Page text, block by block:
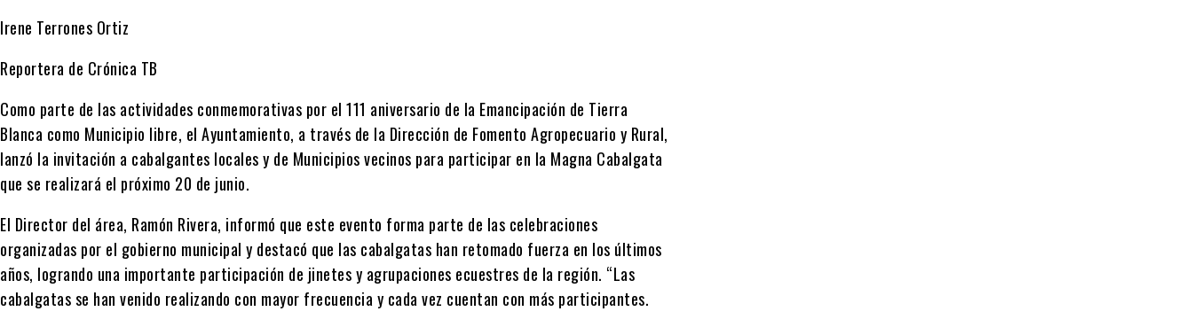
Irene Terrones Ortiz
Reportera de Crónica TB
Como parte de las actividades conmemorativas por el 111 aniversario de la Emancipación de Tierra
Blanca como Municipio libre, el Ayuntamiento, a través de la Dirección de Fomento Agropecuario y Rural,
lanzó la invitación a cabalgantes locales y de Municipios vecinos para participar en la Magna Cabalgata
que se realizará el próximo 20 de junio.
El Director del área, Ramón Rivera, informó que este evento forma parte de las celebraciones
organizadas por el gobierno municipal y destacó que las cabalgatas han retomado fuerza en los últimos
años, logrando una importante participación de jinetes y agrupaciones ecuestres de la región. “Las
cabalgatas se han venido realizando con mayor frecuencia y cada vez cuentan con más participantes.